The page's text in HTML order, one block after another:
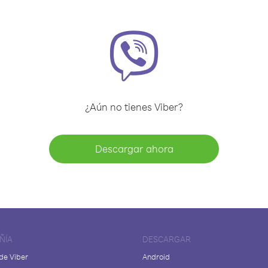
¿Aún no tienes Viber?
Descargar ahora
Viber
DESCARGAR
Android